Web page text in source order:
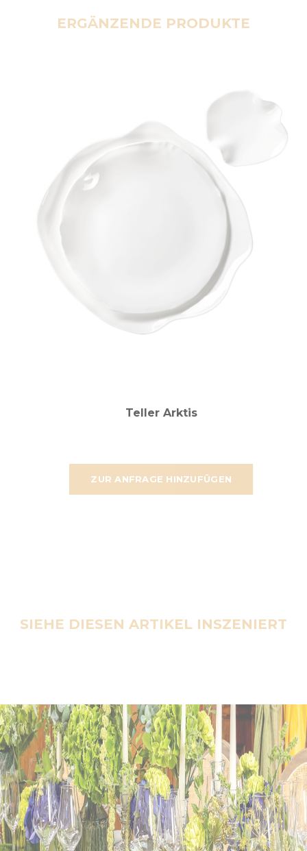
ERGÄNZENDE PRODUKTE
ZUR ANFRAGE HINZUFÜGEN
Teller Arktis
SIEHE DIESEN ARTIKEL INSZENIERT